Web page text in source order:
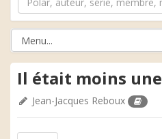
Il était moins une
Jean-Jacques Reboux